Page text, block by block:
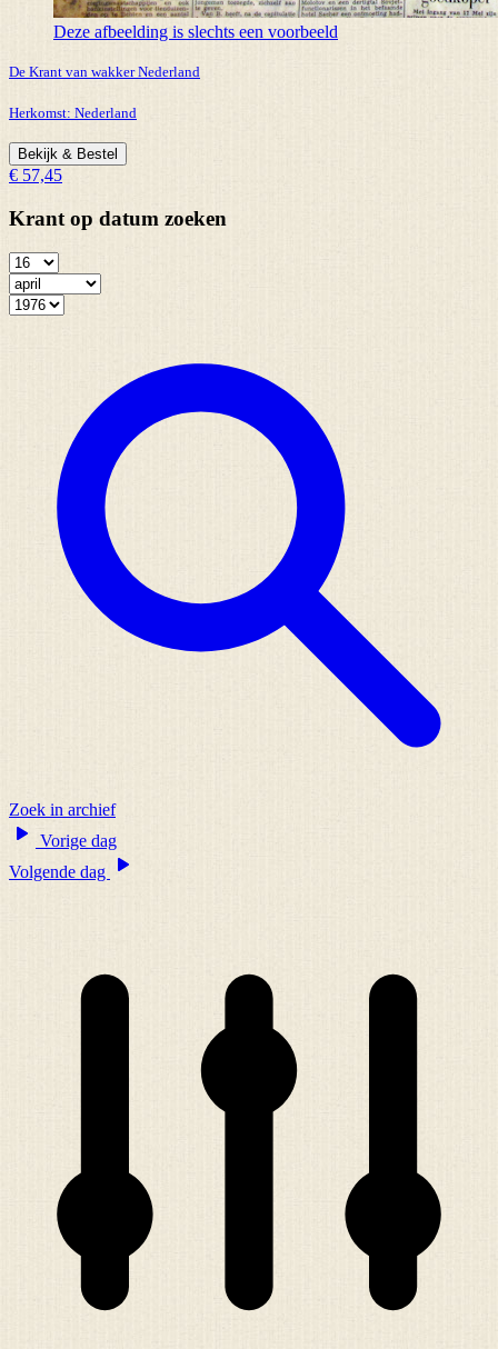
Deze afbeelding is slechts een voorbeeld
De Krant van wakker Nederland
Herkomst: Nederland
Bekijk & Bestel
€ 57,45
Krant op datum zoeken
Zoek in archief
Vorige dag
Volgende dag